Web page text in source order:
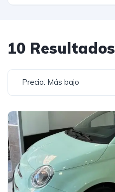
10 Resultados
Precio: Más bajo